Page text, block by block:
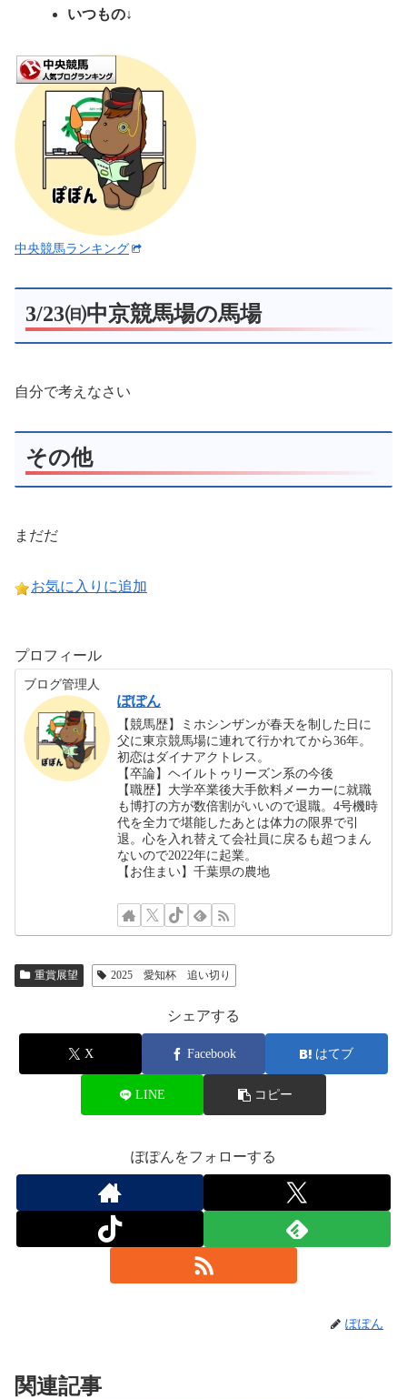
いつもの↓
中央競馬ランキング
3/23㈰中京競馬場の馬場
自分で考えなさい
その他
まだだ
お気に入りに追加
プロフィール
ブログ管理人
ぽぽん
【競馬歴】ミホシンザンが春天を制した日に
父に東京競馬場に連れて行かれてから36年。
初恋はダイナアクトレス。
【卒論】ヘイルトゥリーズン系の今後
【職歴】大学卒業後大手飲料メーカーに就職
も博打の方が数倍割がいいので退職。4号機時
代を全力で堪能したあとは体力の限界で引
退。心を入れ替えて会社員に戻るも超つまん
ないので2022年に起業。
【お住まい】千葉県の農地
重賞展望 2025 愛知杯 追い切り
シェアする
X Facebook はてブ
LINE コピー
ぽぽんをフォローする
ぽぽん
関連記事